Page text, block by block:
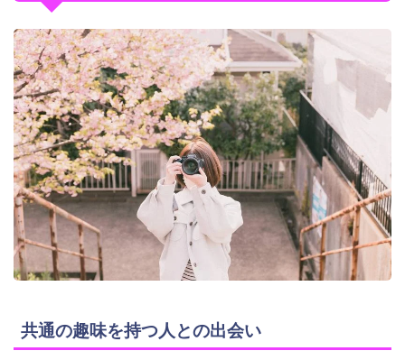
共通の趣味を持つ人との出会い